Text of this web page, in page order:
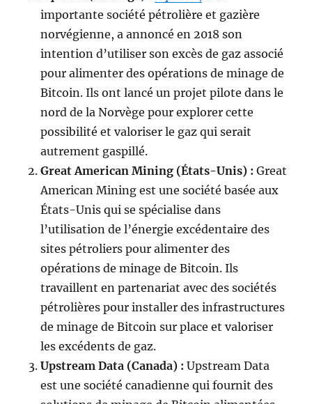
importante société pétrolière et gazière
norvégienne, a annoncé en 2018 son
intention d’utiliser son excès de gaz associé
pour alimenter des opérations de minage de
Bitcoin. Ils ont lancé un projet pilote dans le
nord de la Norvège pour explorer cette
possibilité et valoriser le gaz qui serait
autrement gaspillé.
Great American Mining (États-Unis) : Great
American Mining est une société basée aux
États-Unis qui se spécialise dans
l’utilisation de l’énergie excédentaire des
sites pétroliers pour alimenter des
opérations de minage de Bitcoin. Ils
travaillent en partenariat avec des sociétés
pétrolières pour installer des infrastructures
de minage de Bitcoin sur place et valoriser
les excédents de gaz.
Upstream Data (Canada) : Upstream Data
est une société canadienne qui fournit des